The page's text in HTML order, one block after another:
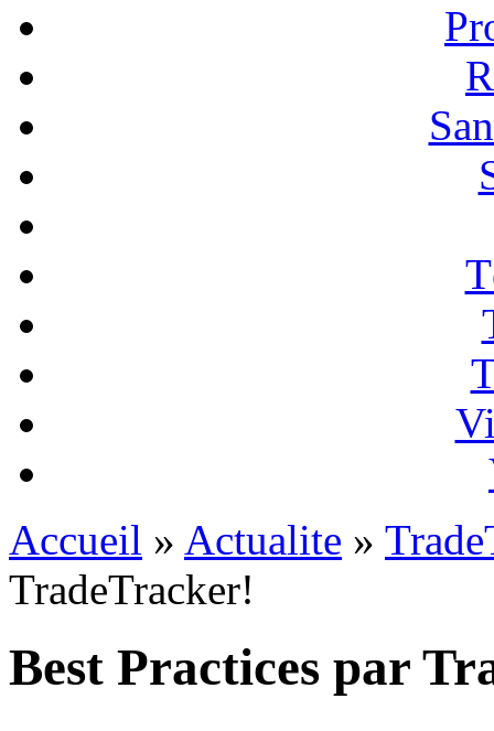
Accueil » Actualite »
TradeTracker!
Best Practices par